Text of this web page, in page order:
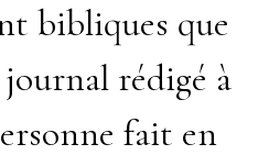
bibliques que
rédigé à
fait en